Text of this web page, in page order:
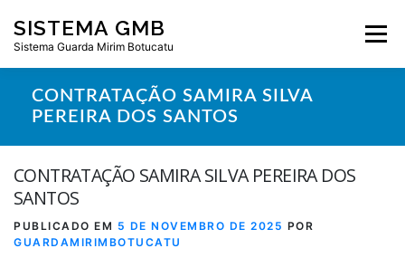
para
conteúdo
SISTEMA GMB
Sistema Guarda Mirim Botucatu
Menu
CONTRATAÇÃO SAMIRA SILVA
PEREIRA DOS SANTOS
CONTRATAÇÃO SAMIRA SILVA PEREIRA DOS
SANTOS
PUBLICADO EM 5 DE NOVEMBRO DE 2025 POR
GUARDAMIRIMBOTUCATU